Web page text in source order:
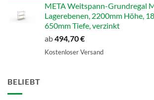
META Weitspann-Grundregal
Lagerebenen, 2200mm Höhe,
650mm Tiefe, verzinkt
ab494,70€
Kostenloser Versand
BELIEBT